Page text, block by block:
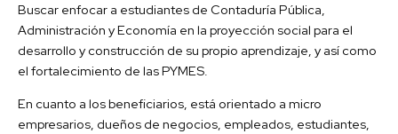
Buscar enfocar a estudiantes de Contaduría Pública,
Administración y Economía en la proyección social para el
desarrollo y construcción de su propio aprendizaje, y así como
el fortalecimiento de las PYMES.
En cuanto a los beneficiarios, está orientado a micro
empresarios, dueños de negocios, empleados, estudiantes,